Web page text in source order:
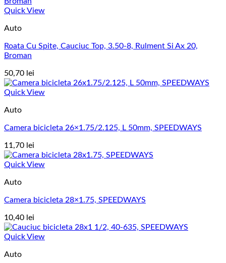
Quick View
Auto
Roata Cu Spite, Cauciuc Top, 3.50-8, Rulment Si Ax 20,
Broman
50,70 lei
Quick View
Auto
Camera bicicleta 26×1.75/2.125, L 50mm, SPEEDWAYS
11,70 lei
Quick View
Auto
Camera bicicleta 28×1.75, SPEEDWAYS
10,40 lei
Quick View
Auto